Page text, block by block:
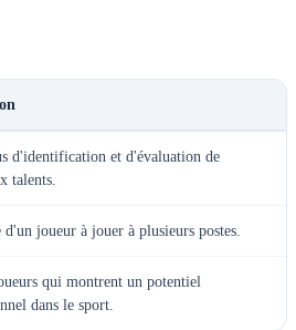
d'identification et d'évaluation de
talents.
d'un joueur à jouer à plusieurs postes.
qui montrent un potentiel
dans le sport.